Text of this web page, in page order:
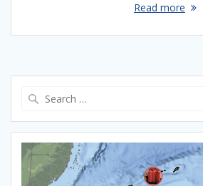
Read more